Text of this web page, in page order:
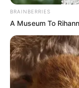
BRAINBERRIES
A Museum To